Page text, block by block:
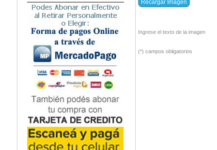
Ingrese el texto de la imagen
(*) campos obligatorios